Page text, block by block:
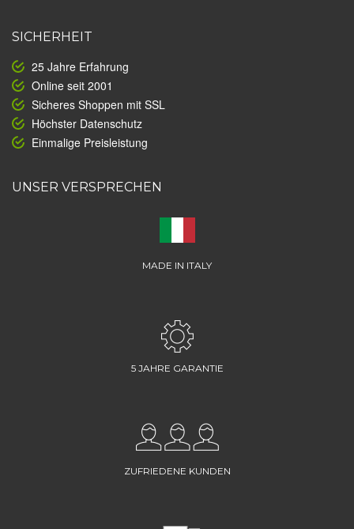
SICHERHEIT
25 Jahre Erfahrung
Online seit 2001
Sicheres Shoppen mit SSL
Höchster Datenschutz
Einmalige Preisleistung
UNSER VERSPRECHEN
MADE IN ITALY
5 JAHRE GARANTIE
ZUFRIEDENE KUNDEN